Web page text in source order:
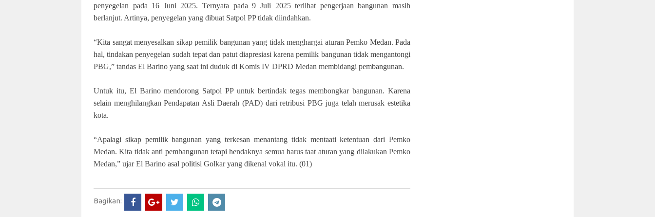
penyegelan pada 16 Juni 2025. Ternyata pada 9 Juli 2025 terlihat pengerjaan bangunan masih
berlanjut. Artinya, penyegelan yang dibuat Satpol PP tidak diindahkan.
“Kita sangat menyesalkan sikap pemilik bangunan yang tidak menghargai aturan Pemko Medan. Pada
hal, tindakan penyegelan sudah tepat dan patut diapresiasi karena pemilik bangunan tidak mengantongi
PBG,” tandas El Barino yang saat ini duduk di Komis IV DPRD Medan membidangi pembangunan.
Untuk itu, El Barino mendorong Satpol PP untuk bertindak tegas membongkar bangunan. Karena
selain menghilangkan Pendapatan Asli Daerah (PAD) dari retribusi PBG juga telah merusak estetika
kota.
“Apalagi sikap pemilik bangunan yang terkesan menantang tidak mentaati ketentuan dari Pemko
Medan. Kita tidak anti pembangunan tetapi hendaknya semua harus taat aturan yang dilakukan Pemko
Medan,” ujar El Barino asal politisi Golkar yang dikenal vokal itu. (01)
Bagikan: